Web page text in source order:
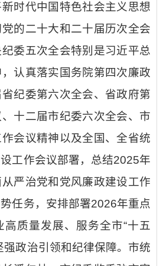
时代中国特色社会主义思想
的二十大和二十届历次全会
委五次全会特别是习近平总
认真落实国务院第四次廉政
纪委第六次全会、省政府第
十二届市纪委六次全会、市
会议精神以及全国、全省统
工作会议部署，总结2025年
严治党和党风廉政建设工作
任务，安排部署2026年重点
高质量发展、服务全市“十五
强政治引领和纪律保障。市统